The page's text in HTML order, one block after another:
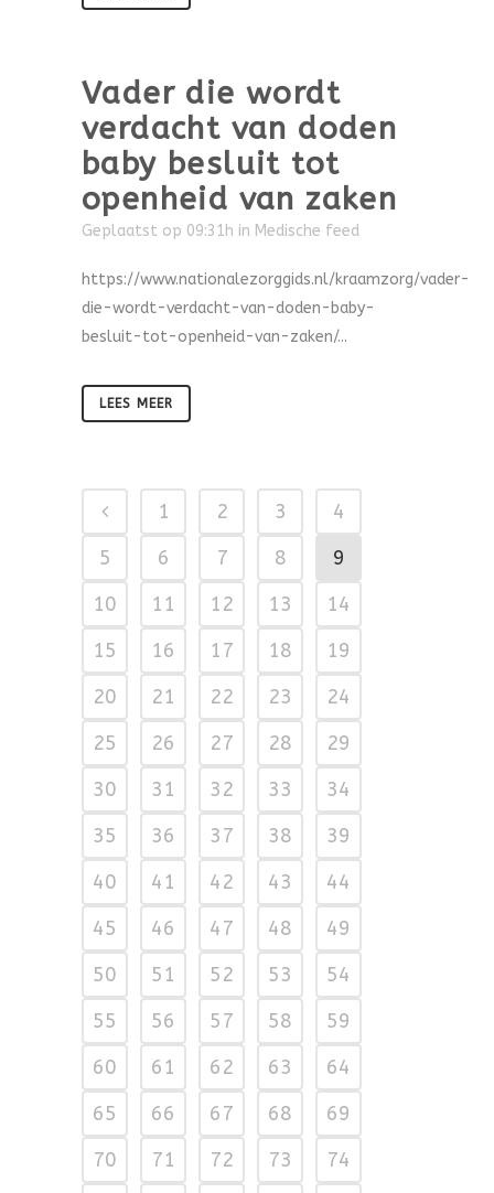
Vader die wordt
verdacht van doden
baby besluit tot
openheid van zaken
Geplaatst op 09:31h in Medische feed
https://www.nationalezorggids.nl/kraamzorg/vader-
die-wordt-verdacht-van-doden-baby-
besluit-tot-openheid-van-zaken/...
LEES MEER
1 2 3
4
5
6 7 8
9
10
11 12 13
14
15
16 17 18
19
20
21 22 23
24
25
26 27 28
29
30
31 32 33
34
35
36 37 38
39
40
41 42 43
44
45
46 47 48
49
50
51 52 53
54
55
56 57 58
59
60
61 62 63
64
65
66 67 68
69
70
71 72 73
74